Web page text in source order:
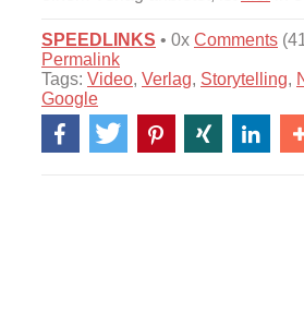
SPEEDLINKS • 0x Comments
Permalink
Tags: Video, Verlag, Storytelling,
Google